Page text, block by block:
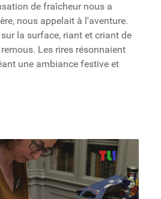
de fraîcheur nous a
nous appelait à l'aventure.
la surface, riant et criant de
Les rires résonnaient
une ambiance festive et